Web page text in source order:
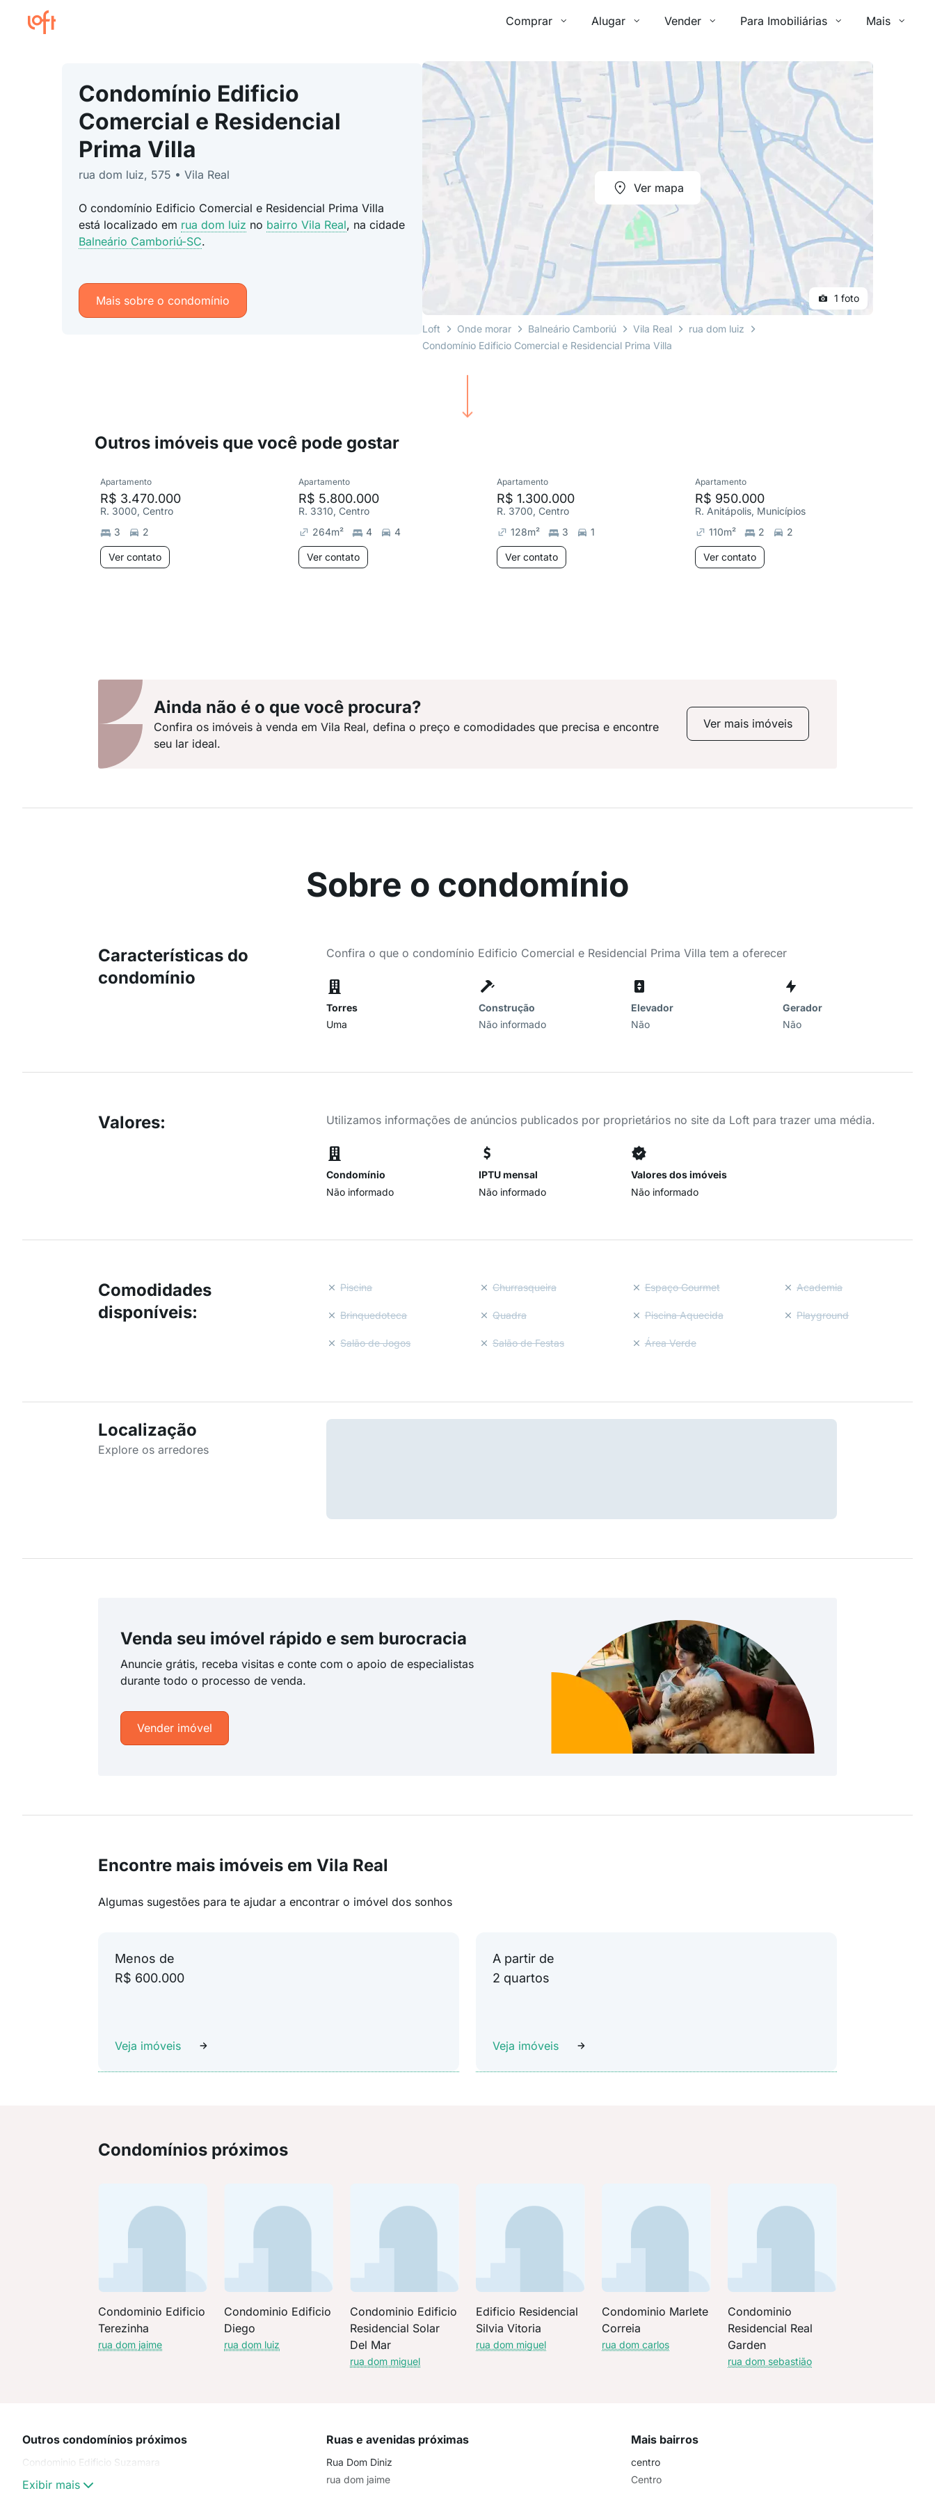
Comprar Alugar Vender Para Imobiliárias Mais
Condomínio Edificio
Comercial e Residencial
Prima Villa
rua dom luiz, 575 • Vila Real
O condomínio Edificio Comercial e Residencial Prima Villa
está localizado em rua dom luiz no bairro Vila Real, na cidade
Balneário Camboriú-SC.
Mais sobre o condomínio
Ver mapa
1 foto
Loft Onde morar Balneário Camboriú Vila Real
rua dom luiz
Condomínio Edificio Comercial e Residencial Prima Villa
Outros imóveis que você pode gostar
Apartamento
R$ 3.470.000
R. 3000, Centro
3
2
Ver contato
Apartamento
R$ 5.800.000
R. 3310, Centro
264m² 4 4
Ver contato
Apartamento
R$ 1.300.000
R. 3700, Centro
128m² 3 1
Ver contato
Apartamento
R$ 950.000
R. Anitápolis, Municípios
110m² 2 2
Ver contato
Ainda não é o que você procura?
Confira os imóveis à venda em Vila Real, defina o preço e comodidades que precisa e encontre
seu lar ideal.
Ver mais imóveis
Sobre o condomínio
Características do
condomínio
Confira o que o condomínio Edificio Comercial e Residencial Prima Villa tem a oferecer
Torres
Uma
Construção
Não informado
Elevador
Não
Gerador
Não
Valores: Utilizamos informações de anúncios publicados por proprietários no site da Loft para trazer uma média.
Condomínio
Não informado
IPTU mensal
Não informado
Valores dos imóveis
Não informado
Comodidades
disponíveis:
Piscina Churrasqueira Espaço Gourmet Academia
Brinquedoteca Quadra Piscina Aquecida Playground
Salão de Jogos Salão de Festas Área Verde
Localização
Explore os arredores
Venda seu imóvel rápido e sem burocracia
Anuncie grátis, receba visitas e conte com o apoio de especialistas
durante todo o processo de venda.
Vender imóvel
Encontre mais imóveis em Vila Real
Algumas sugestões para te ajudar a encontrar o imóvel dos sonhos
Menos de
R$ 600.000
Veja imóveis
A partir de
2 quartos
Veja imóveis
Condomínios próximos
Condominio Edificio
Terezinha
rua dom jaime
Condominio Edificio
Diego
rua dom luiz
Condominio Edificio
Residencial Solar
Del Mar
rua dom miguel
Edificio Residencial
Silvia Vitoria
rua dom miguel
Condominio Marlete
Correia
rua dom carlos
Condominio
Residencial Real
Garden
rua dom sebastião
Outros condomínios próximos
Condominio Edificio Suzamara
Exibir mais
Ruas e avenidas próximas
Rua Dom Diniz
rua dom jaime
Mais bairros
centro
Centro